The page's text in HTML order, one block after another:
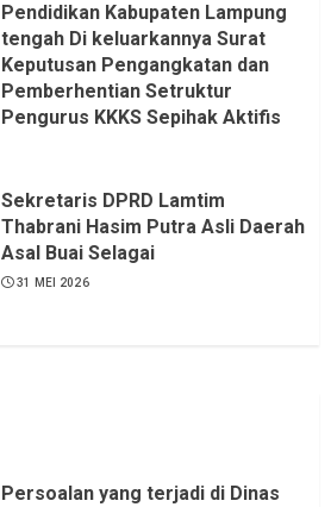
Pendidikan Kabupaten Lampung
tengah Di keluarkannya Surat
Keputusan Pengangkatan dan
Pemberhentian Setruktur
Pengurus KKKS Sepihak Aktifis
Dapat saya pastikan penuh Unsur
KKN, dan Unsur Politik.
6 AGUSTUS 2026
Sekretaris DPRD Lamtim
Thabrani Hasim Putra Asli Daerah
Asal Buai Selagai
31 MEI 2026
Persoalan yang terjadi di Dinas